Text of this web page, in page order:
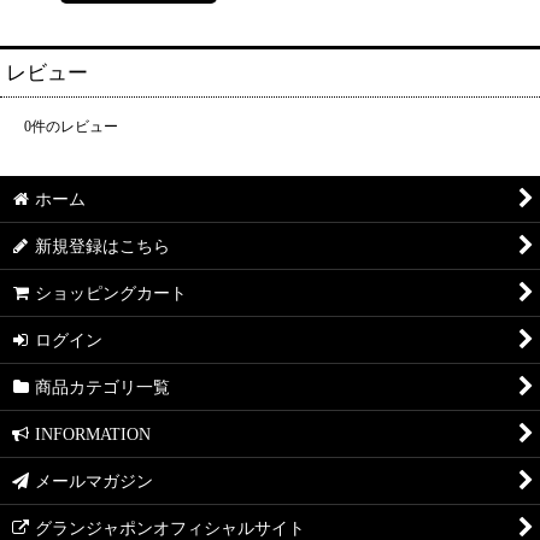
レビュー
0件のレビュー
ホーム
新規登録はこちら
ショッピングカート
ログイン
商品カテゴリ一覧
INFORMATION
メールマガジン
グランジャポンオフィシャルサイト